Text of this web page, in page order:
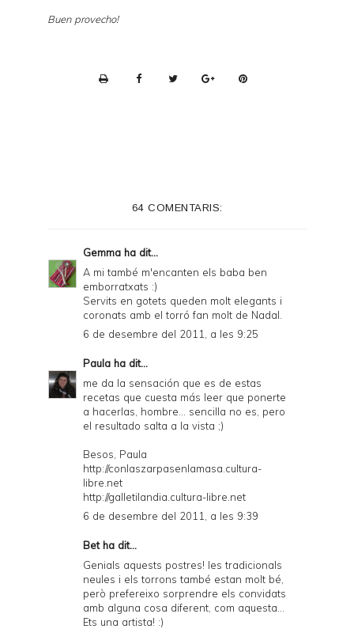
Buen provecho!
i
e
n
d
l
y
a
n
P
F
64 COMENTARIS:
Gemma ha dit...
A mi també m'encanten els baba ben
emborratxats :)
Servits en gotets queden molt elegants i
coronats amb el torró fan molt de Nadal.
6 de desembre del 2011, a les 9:25
Paula ha dit...
me da la sensación que es de estas
recetas que cuesta más leer que ponerte
a hacerlas, hombre... sencilla no es, pero
el resultado salta a la vista ;)
Besos, Paula
http://conlaszarpasenlamasa.cultura-
libre.net
http://galletilandia.cultura-libre.net
6 de desembre del 2011, a les 9:39
Betha dit...
Genials aquests postres! les tradicionals
neules i els torrons també estan molt bé,
però prefereixo sorprendre els convidats
amb alguna cosa diferent, com aquesta...
Ets una artista! :)